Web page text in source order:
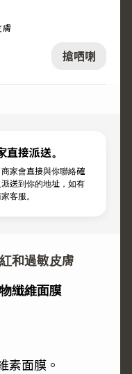
搶哂喇
膚
直接派送。
家會直接與你聯絡確
送到你的地址，如有
客服。
和過敏皮膚
纖維面膜
素面膜。